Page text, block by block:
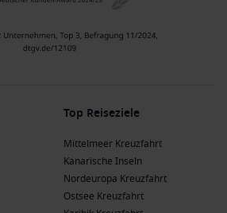
Top Reiseziele
Mittelmeer Kreuzfahrt
Kanarische Inseln
Nordeuropa Kreuzfahrt
Ostsee Kreuzfahrt